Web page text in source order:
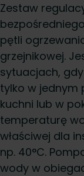
Zestaw
pętli
grzejnikowej.
sytuacjach,
tylko w jednym
kuchni lub w
temperaturę
właściwej dla
np. 40°C.
wody w